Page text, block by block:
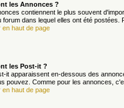
les Annonces ?
contiennent le plus souvent
forum dans lequel elles ont été
en haut de page
les Post-it ?
it apparaissent en-dessous des
pouvez. Comme pour les annonces,
en haut de page